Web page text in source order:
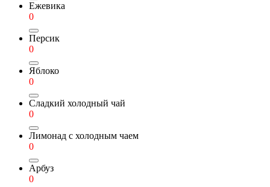
Ежевика
0
Персик
0
Яблоко
0
Сладкий холодный чай
0
Лимонад с холодным чаем
0
Арбуз
0